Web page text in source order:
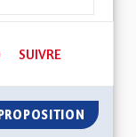
49 ABONNÉS
SUIVRE